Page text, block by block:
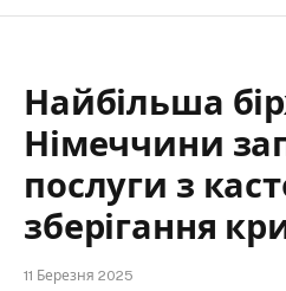
Найбільша
Німеччини
послуги з
зберігання
11 Березня 2025